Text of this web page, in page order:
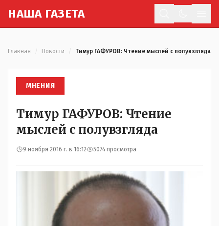
НАША ГАЗЕТА
Главная Новости Тимур ГАФУРОВ: Чтение мыслей с полувзгляда
МНЕНИЯ
Тимур ГАФУРОВ: Чтение
мыслей с полувзгляда
9 ноября 2016 г. в 16:12 5074 просмотра